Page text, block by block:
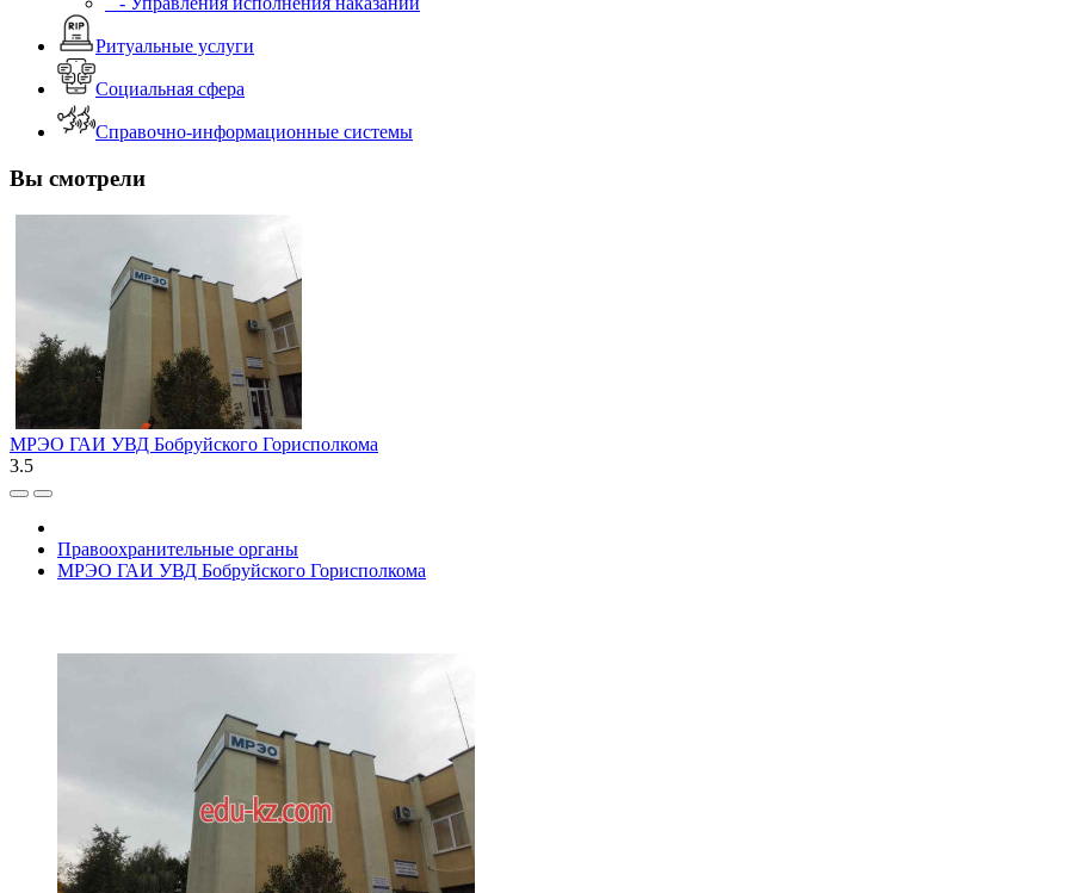
Ритуальные услуги
Социальная сфера
Справочно-информационные системы
Вы смотрели
МРЭО ГАИ УВД Бобруйского Горисполкома
3.5
Правоохранительные органы
МРЭО ГАИ УВД Бобруйского Горисполкома